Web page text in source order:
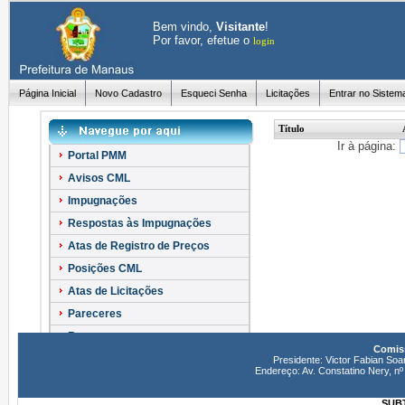
Bem vindo, Visitante!
Por favor, efetue o login
Página Inicial Novo Cadastro Esqueci Senha Licitações Entrar no
Portal PMM
Avisos CML
Impugnações
Respostas às Impugnações
Atas de Registro de Preços
Posições CML
Atas de Licitações
Pareceres
Recursos
Título
Ir à página:
Presidente: Victor Fabian
Endereço: Av. Constatino Nery,